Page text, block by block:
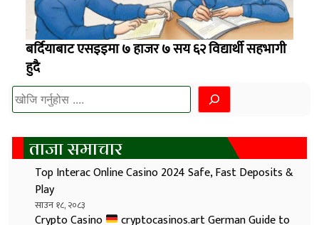
बर्दियाबाट एसइइमा ७ हाजर ७ सय ६२ विद्यार्थी सहभागी
हुदै
खोज्नुहोस
ताजा समाचार
Top Interac Online Casino 2024 Safe, Fast Deposits &
Play
साउन १८, २०८३
Crypto Casino
cryptocasinos.art German Guide to